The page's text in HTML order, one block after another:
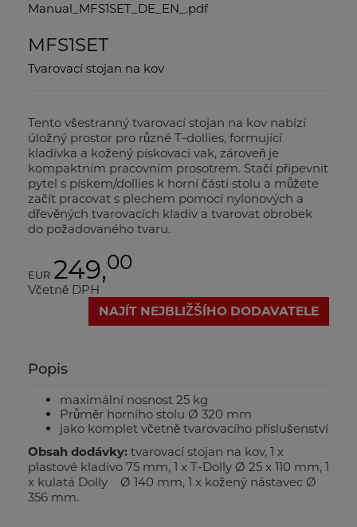
Manual_MFS1SET_DE_EN_.pdf
MFS1SET
Tvarovací stojan na kov
Tento všestranný tvarovací stojan na kov nabízí
úložný prostor pro různé T-dollies, formující
kladívka a kožený pískovací vak, zároveň je
kompaktním pracovním prosotrem. Stačí připevnit
pytel s pískem/dollies k horní části stolu a můžete
začít pracovat s plechem pomocí nylonových a
dřevěných tvarovacích kladiv a tvarovat obrobek
do požadovaného tvaru.
EUR 249,00
Včetně DPH
NAJÍT NEJBLIŽŠÍHO DODAVATELE
Popis
maximální nosnost 25 kg
Průměr horního stolu Ø 320 mm
jako komplet včetně tvarovacího příslušenství
Obsah dodávky: tvarovací stojan na kov, 1 x
plastové kladivo 75 mm, 1 x T-Dolly Ø 25 x 110 mm, 1
x kulatá Dolly Ø 140 mm, 1 x kožený nástavec Ø
356 mm.